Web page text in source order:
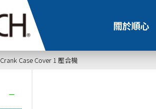
關於順心
Crank Case Cover 1 壓合機